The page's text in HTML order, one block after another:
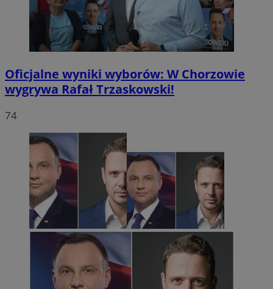
Oficjalne wyniki wyborów: W Chorzowie
wygrywa Rafał Trzaskowski!
74